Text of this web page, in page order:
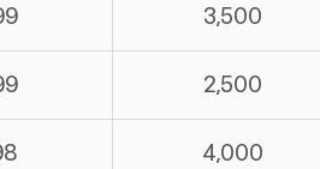
3,500
2,500
4,000